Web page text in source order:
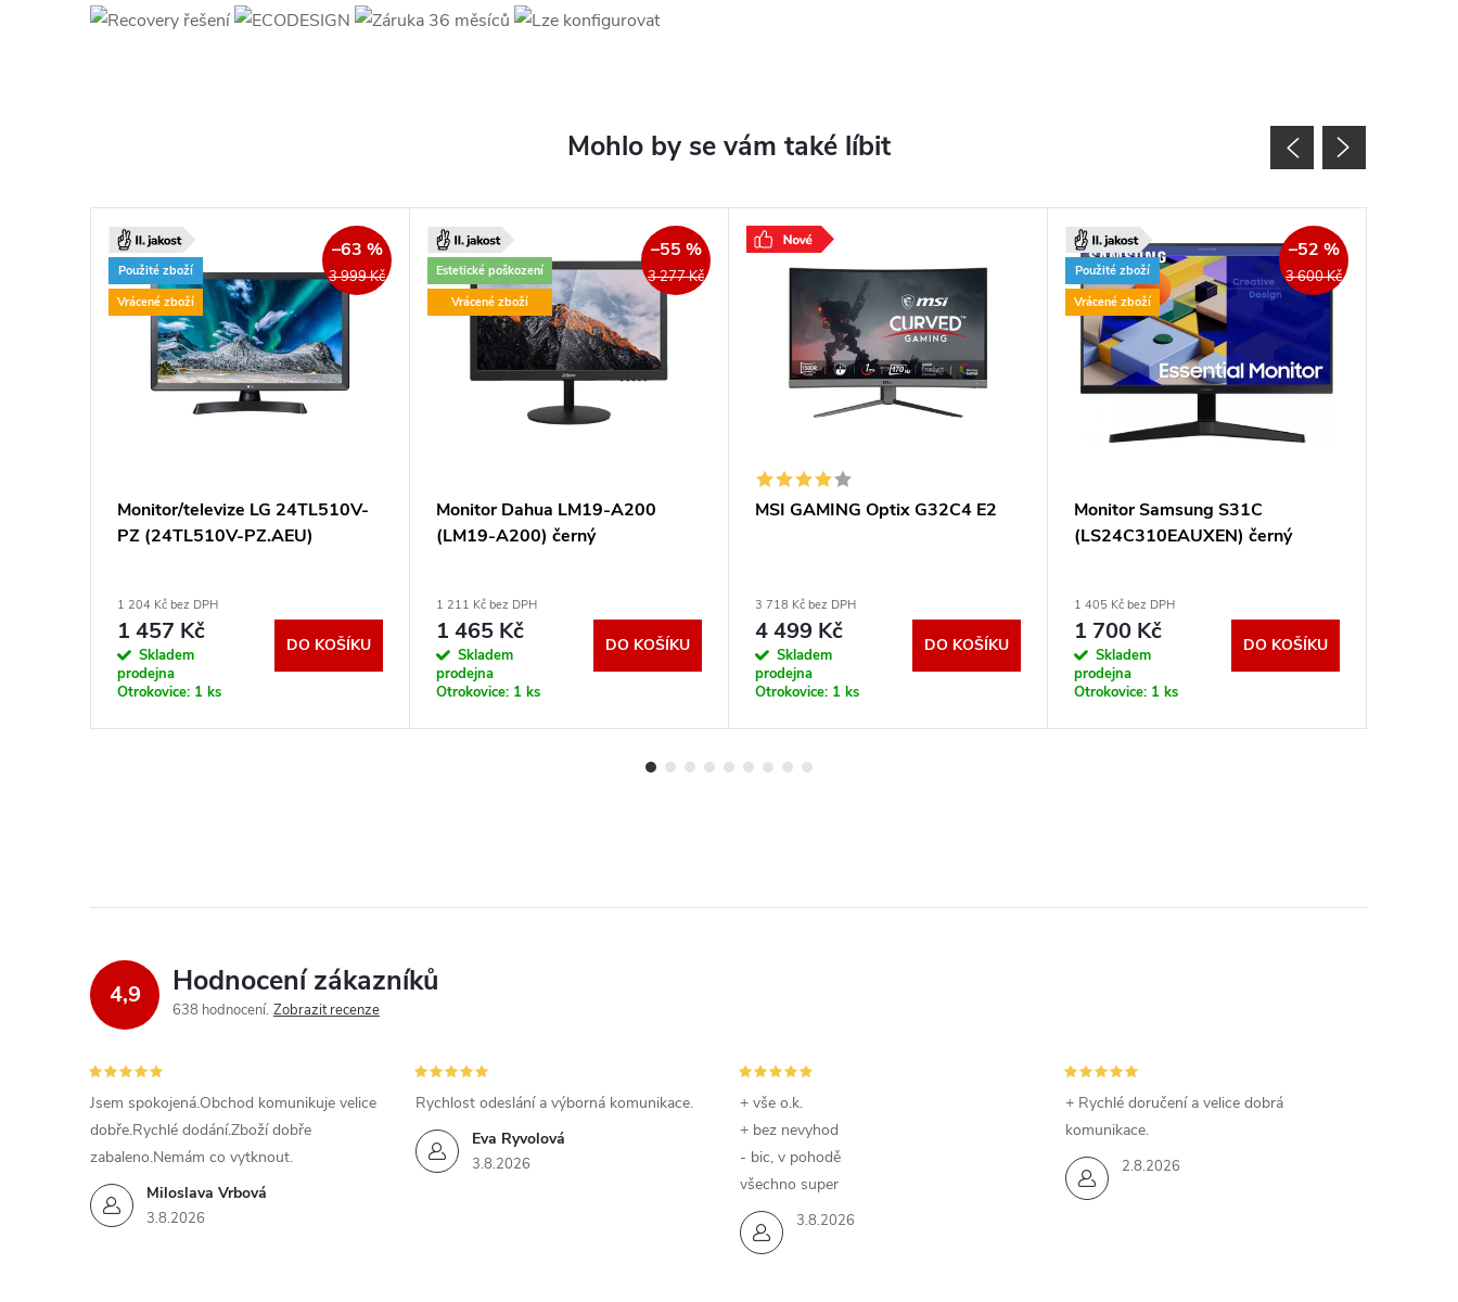
Použité zboží
Vrácené zboží
3 999 Kč
–63 %
Monitor/televize LG 24TL510V-
PZ (24TL510V-PZ.AEU)
1 204 Kč bez DPH
1 457 Kč
Skladem
prodejna
Otrokovice: 1 ks
DO KOŠÍKU
Estetické poškození
Vrácené zboží
3 277 Kč
–55 %
Monitor Dahua LM19-A200
(LM19-A200) černý
1 211 Kč bez DPH
1 465 Kč
Skladem
prodejna
Otrokovice: 1 ks
DO KOŠÍKU
MSI GAMING Optix G32C4 E2
3 718 Kč bez DPH
4 499 Kč
Skladem
prodejna
Otrokovice: 1 ks
DO KOŠÍKU
Použité zboží
Vrácené zboží
3 600 Kč
–52 %
Monitor Samsung S31C
(LS24C310EAUXEN) černý
1 405 Kč bez DPH
1 700 Kč
Skladem
prodejna
Otrokovice: 1 ks
DO KOŠÍKU
4,9 Hodnocení zákazníků
638 hodnocení Zobrazit recenze
Miloslava Vrbová
3.8.2026
Jsem spokojená.Obchod komunikuje velice
dobře.Rychlé dodání.Zboží dobře
zabaleno.Nemám co vytknout.
Eva Ryvolová
3.8.2026
Rychlost odeslání a výborná komunikace.
3.8.2026
+ vše o.k.
+ bez nevyhod
- bic, v pohodě
všechno super
2.8.2026
+ Rychlé doručení a velice dobrá
komunikace.